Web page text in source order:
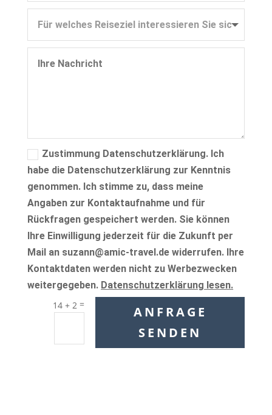
Zustimmung Datenschutzerklärung. Ich
habe die Datenschutzerklärung zur Kenntnis
genommen. Ich stimme zu, dass meine
Angaben zur Kontaktaufnahme und für
Rückfragen gespeichert werden. Sie können
Ihre Einwilligung jederzeit für die Zukunft per
Mail an suzann@amic-travel.de widerrufen. Ihre
Kontaktdaten werden nicht zu Werbezwecken
weitergegeben. Datenschutzerklärung lesen.
14 + 2 =
ANFRAGE
SENDEN